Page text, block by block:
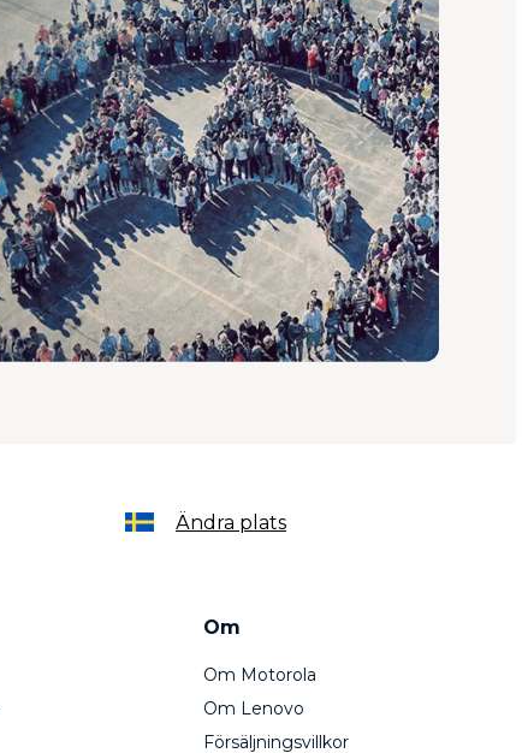
Ändra plats
Om
Om Motorola
Om Lenovo
Försäljningsvillkor